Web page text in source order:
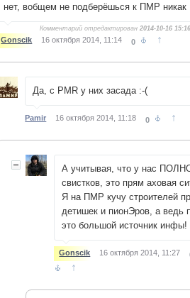
нет, вобщем не подберёшься к ПМР никак
Комментарий отредактирован2014-10-16
Gonscik 16 октября 2014, 11:14 0 ↑
Да, с PMR у них засада :-(
Pamir 16 октября 2014, 11:18 0 ↑
А учитывая, что у нас
свистков, это прям аховая
Я на ПМР кучу строителей
детишек и пионЭров, а ведь
это большой источник инфы!
Gonscik 16 октября 2014, 11:27
↑